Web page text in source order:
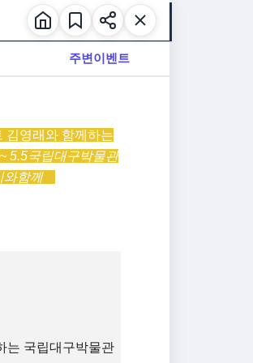
주변이벤트
김영래와 함께하는
5.5국립대구박물관
와함께
는 국립대구박물관